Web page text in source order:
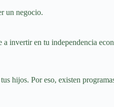
un negocio.
invertir en tu independencia
hijos. Por eso, existen